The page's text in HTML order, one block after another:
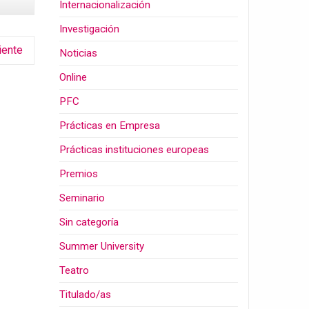
Internacionalización
Investigación
Noticias
Online
PFC
Prácticas en Empresa
Prácticas instituciones europeas
Premios
Seminario
Sin categoría
Summer University
Teatro
Titulado/as